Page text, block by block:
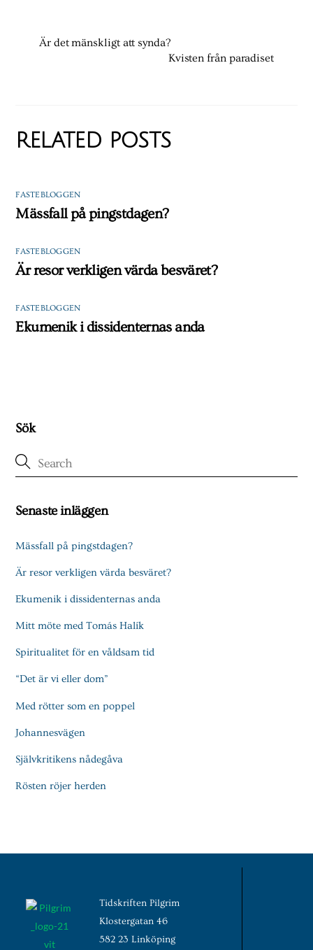
Är det mänskligt att synda?
Kvisten från paradiset
RELATED POSTS
FASTEBLOGGEN
Mässfall på pingstdagen?
FASTEBLOGGEN
Är resor verkligen värda besväret?
FASTEBLOGGEN
Ekumenik i dissidenternas anda
Sök
Senaste inläggen
Mässfall på pingstdagen?
Är resor verkligen värda besväret?
Ekumenik i dissidenternas anda
Mitt möte med Tomás Halík
Spiritualitet för en våldsam tid
“Det är vi eller dom”
Med rötter som en poppel
Johannesvägen
Självkritikens nådegåva
Rösten röjer herden
Tidskriften Pilgrim
Klostergatan 46
582 23 Linköping